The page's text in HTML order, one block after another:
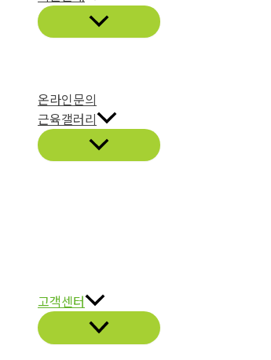
온라인문의
근육갤러리
고객센터